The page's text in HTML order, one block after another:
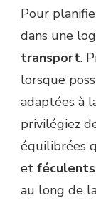
Pour
dans une
transport.
lorsque
adaptées à
privilégiez
équilibrées
et féculents
au long de